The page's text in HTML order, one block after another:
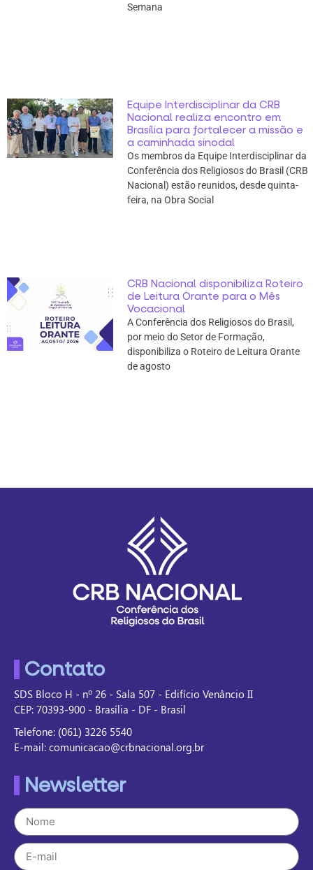
Semana
Equipe Interdisciplinar da CRB
Nacional realiza encontro em
Brasília para fortalecer a missão e
a caminhada sinodal
Os membros da Equipe Interdisciplinar da
Conferência dos Religiosos do Brasil (CRB
Nacional) estão reunidos, desde quinta-
feira, na Obra Social
CRB Nacional disponibiliza Roteiro
de Leitura Orante para o Mês
Vocacional
A Conferência dos Religiosos do Brasil,
por meio do Setor de Formação,
disponibiliza o Roteiro de Leitura Orante
de agosto
Contato
SDS Bloco H - nº 26 - Sala 507 - Edifício Venâncio II
CEP: 70393-900 - Brasília - DF - Brasil
Telefone: (061) 3226 5540
E-mail: comunicacao@crbnacional.org.br
Newsletter